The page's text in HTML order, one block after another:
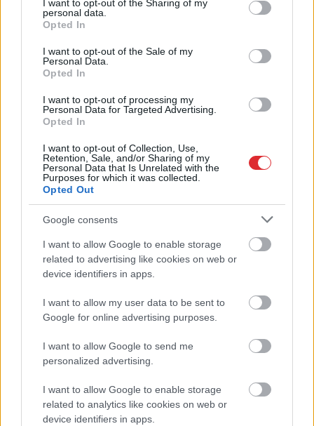
not limited to your visit or usage behaviour. You may click to
grant or deny consent to Google and its third-party tags to
use your data for below specified purposes in below Google
consent section.
I want to opt-out of the Sharing of my
personal data.
Opted In
I want to opt-out of the Sale of my
Personal Data.
Opted In
I want to opt-out of processing my
Personal Data for Targeted Advertising.
Opted In
I want to opt-out of Collection, Use,
Retention, Sale, and/or Sharing of my
Personal Data that Is Unrelated with the
Purposes for which it was collected.
Opted Out
Google consents
I want to allow Google to enable storage
related to advertising like cookies on web or
device identifiers in apps.
I want to allow my user data to be sent to
Google for online advertising purposes.
I want to allow Google to send me
personalized advertising.
I want to allow Google to enable storage
related to analytics like cookies on web or
device identifiers in apps.
Ar šo zodiaka zīmju
pārstāvjiem labāk
nestrīdēties: viņi vienmēr
atradīs veidu, kā pamatīgi
atriebties
VIDEO.Rīgā
autovadītājas
neapdomība uz
Nabagacilvēks!
“Pepco” veikalā kāds
Atcelt Ziņot